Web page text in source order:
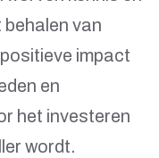
van
impact
en
het investeren
wordt.